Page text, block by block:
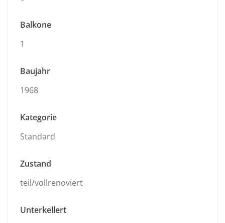
Balkone
1
Baujahr
1968
Kategorie
Standard
Zustand
teil/vollrenoviert
Unterkellert